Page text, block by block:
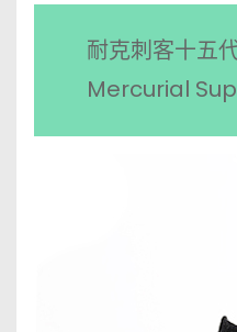
耐克刺客十五
Mercurial